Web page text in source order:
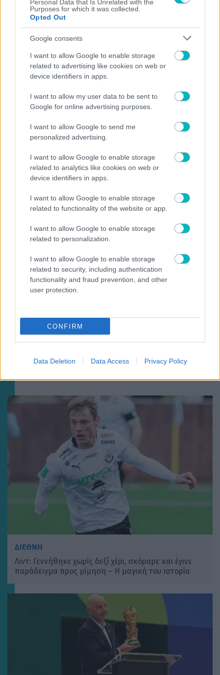
Personal Data that Is Unrelated with the
Purposes for which it was collected.
Opted Out
Google consents
I want to allow Google to enable storage
related to advertising like cookies on web or
device identifiers in apps.
I want to allow my user data to be sent to
Google for online advertising purposes.
I want to allow Google to send me
personalized advertising.
I want to allow Google to enable storage
related to analytics like cookies on web or
device identifiers in apps.
I want to allow Google to enable storage
related to functionality of the website or app.
I want to allow Google to enable storage
related to personalization.
I want to allow Google to enable storage
related to security, including authentication
functionality and fraud prevention, and other
user protection.
CONFIRM
Data Deletion Data Access Privacy Policy
ΠΕΡΙΣΣΟΤΕΡΑ ΑΡΘΡΑ
ΔΙΕΘΝΗ
αθλητικό event στους Ολυμπιακούς Αγώνες του 2028
ΔΙΕΘΝΗ
Λιντ: Γεννήθηκε χωρίς δεξί χέρι, σκόραρε και έγινε
παράδειγμα προς μίμηση – Η μαγική του ιστορία